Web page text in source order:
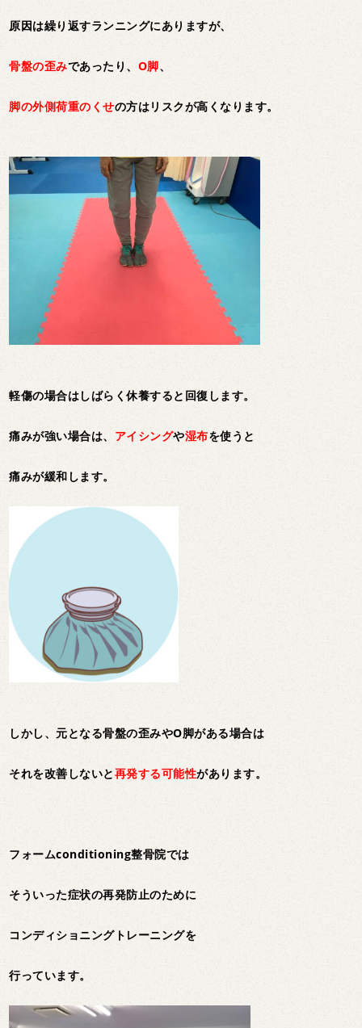
原因は繰り返すランニングにありますが、
骨盤の歪みであったり、 O脚、
脚の外側荷重のくせの方はリスクが高くなります。
軽傷の場合はしばらく休養すると回復します。
痛みが強い場合は、 アイシングや湿布を使うと
痛みが緩和します。
しかし、元となる骨盤の歪みやO脚がある場合は
それを改善しないと再発する可能性があります。
フォームconditioning整骨院では
そういった症状の再発防止のために
コンディショニングトレーニングを
行っています。